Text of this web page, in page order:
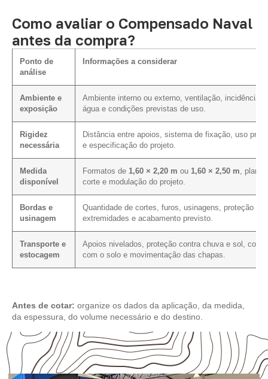
Como avaliar o Compensado Naval
antes da compra?
Ponto de
análise
Informações a considerar
Ambiente e
exposição
Ambiente interno ou externo, ventilação, incidência
água e condições previstas de uso.
Rigidez
necessária
Distância entre apoios, sistema de fixação, uso
e especificação do projeto.
Medida
disponível
Formatos de 1,60 × 2,20 m ou 1,60 × 2,50 m, plano
corte e modulação do projeto.
Bordas e
usinagem
Quantidade de cortes, furos, usinagens, proteção das
extremidades e acabamento previsto.
Transporte e
estocagem
Apoios nivelados, proteção contra chuva e sol,
com o solo e movimentação das chapas.
Antes de cotar: organize os dados da aplicação, da medida,
da espessura, do volume necessário e do destino.